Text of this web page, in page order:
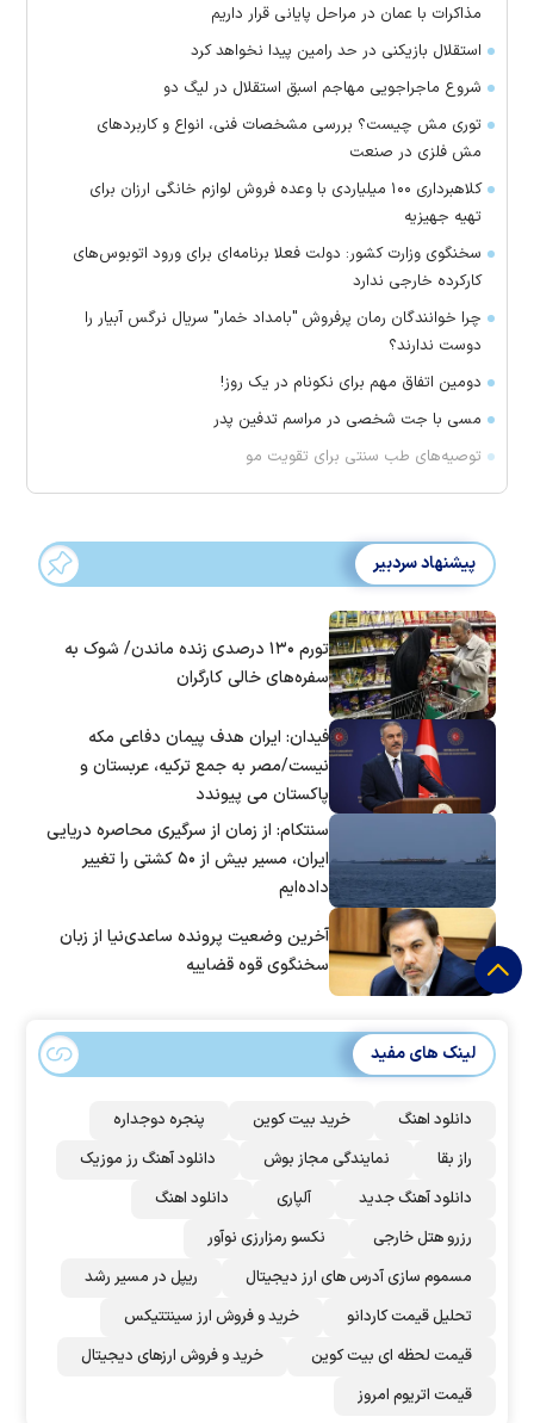
مذاکرات با عمان در مراحل پایانی قرار داریم
استقلال بازیکنی در حد رامین پیدا نخواهد کرد
شروع ماجراجویی مهاجم اسبق استقلال در لیگ دو
توری مش چیست؟ بررسی مشخصات فنی، انواع و کاربردهای
مش فلزی در صنعت
کلاهبرداری ۱۰۰ میلیاردی با وعده فروش لوازم خانگی ارزان برای
تهیه جهیزیه
سخنگوی وزارت کشور: دولت فعلا برنامه‌ای برای ورود اتوبوس‌های
کارکرده خارجی ندارد
چرا خوانندگان رمان پرفروش "بامداد خمار" سریال نرگس آبیار را
دوست ندارند؟
دومین اتفاق مهم برای نکونام در یک روز!
مسی با جت شخصی در مراسم تدفین پدر
توصیه‌های طب سنتی برای تقویت مو
پیشنهاد سردبیر
تورم ۱۳۰ درصدی زنده ماندن/ شوک به
سفره‌های خالی کارگران
فیدان: ایران هدف پیمان دفاعی مکه
نیست/مصر به جمع ترکیه، عربستان و
پاکستان می پیوندد
سنتکام: از زمان از سرگیری محاصره دریایی
ایران، مسیر بیش از ۵۰ کشتی را تغییر
داده‌ایم
آخرین وضعیت پرونده ساعدی‌نیا از زبان
سخنگوی قوه قضاییه
لینک های مفید
دانلود اهنگ خرید بیت کوین
پنجره دوجداره
راز بقا
نمایندگی مجاز بوش
دانلود آهنگ رز‌ موزیک
دانلود آهنگ جدید
آلپاری
دانلود اهنگ
رزرو هتل خارجی
نکسو رمزارزی نوآور
مسموم سازی آدرس های ارز دیجیتال
ریپل در مسیر رشد
تحلیل قیمت کاردانو
خرید و فروش ارز سینتتیکس
قیمت لحظه ای بیت کوین
خرید و فروش ارزهای دیجیتال
قیمت اتریوم امروز